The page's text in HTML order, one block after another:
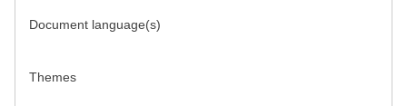
Document language(s)
Themes